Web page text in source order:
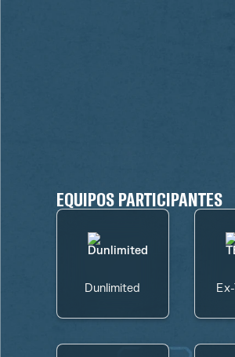
EQUIPOS PARTICIPANTES
Dunlimited